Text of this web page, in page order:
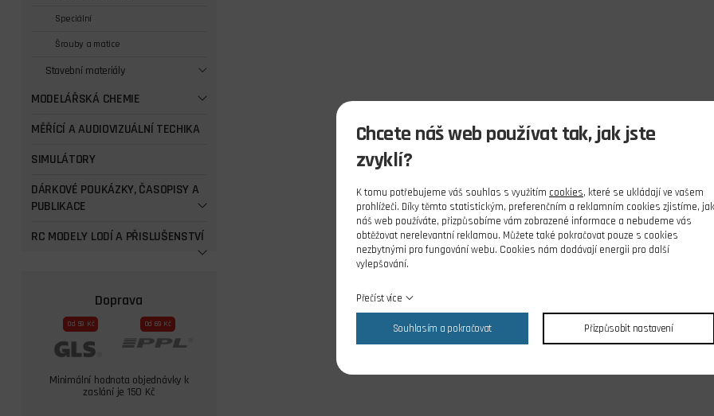
Speciální
Šrouby a matice
Stavební materiály
MODELÁŘSKÁ CHEMIE
MĚŘÍCÍ A AUDIOVIZUÁLNÍ TECHIKA
SIMULÁTORY
DÁRKOVÉ POUKÁZKY, ČASOPISY A
PUBLIKACE
RC MODELY LODÍ A PŘISLUŠENSTVÍ
Doprava
Od 59 Kč Od 69 Kč
Minimální hodnota objednávky k
zaslání je 150 Kč
Chcete náš web používat tak, jak jste
zvyklí?
K tomu potřebujeme váš souhlas s využitím cookies, které se ukládají ve vašem
prohlížeči. Díky těmto statistickým, preferenčním a reklamním cookies zjistíme, jak
náš web používáte, přizpůsobíme vám zobrazené informace a nebudeme vás
obtěžovat nerelevantní reklamou. Můžete také pokračovat pouze s cookies
nezbytnými pro fungování webu. Cookies nám dodávají energii pro další
vylepšování.
Přečíst více
Souhlasím a pokračovat Přizpůsobit nastavení